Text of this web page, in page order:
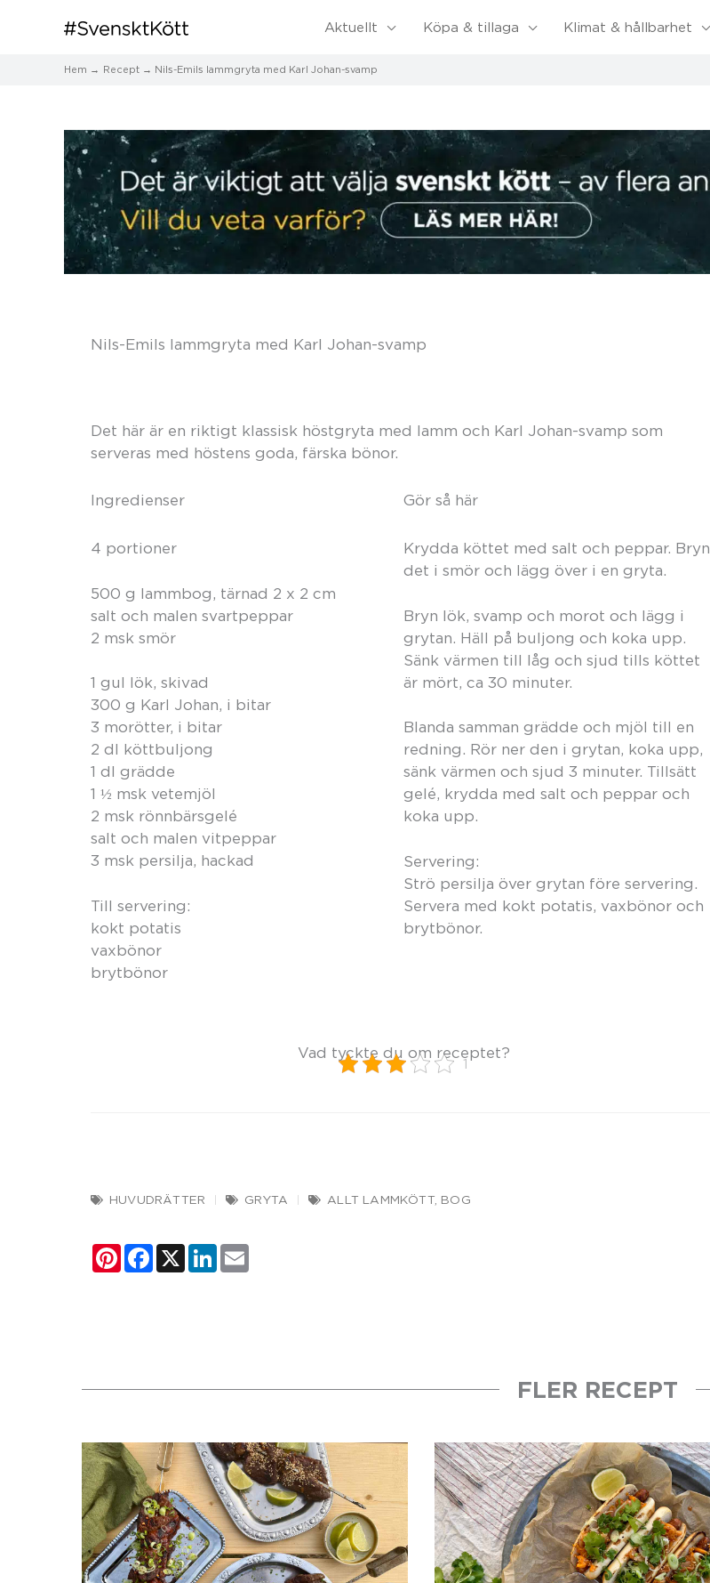
Aktuellt Köpa & tillaga Klimat & hållbarhet
Hem Recept Nils-Emils lammgryta med Karl Johan-svamp
Nils-Emils lammgryta med Karl Johan-svamp
Det här är en riktigt klassisk höstgryta med lamm och Karl Johan-svamp som
serveras med höstens goda, färska bönor.
Ingredienser
4 portioner
500 g lammbog, tärnad 2 x 2 cm
salt och malen svartpeppar
2 msk smör
1 gul lök, skivad
300 g Karl Johan, i bitar
3 morötter, i bitar
2 dl köttbuljong
1 dl grädde
1 ½ msk vetemjöl
2 msk rönnbärsgelé
salt och malen vitpeppar
3 msk persilja, hackad
Till servering:
kokt potatis
vaxbönor
brytbönor
Gör så här
Krydda köttet med salt och peppar. Bryn
det i smör och lägg över i en gryta.
Bryn lök, svamp och morot och lägg i
grytan. Häll på buljong och koka upp.
Sänk värmen till låg och sjud tills köttet
är mört, ca 30 minuter.
Blanda samman grädde och mjöl till en
redning. Rör ner den i grytan, koka upp,
sänk värmen och sjud 3 minuter. Tillsätt
gelé, krydda med salt och peppar och
koka upp.
Servering:
Strö persilja över grytan före servering.
Servera med kokt potatis, vaxbönor och
brytbönor.
Vad tyckte du om receptet?
1
HUVUDRÄTTER GRYTA ALLT LAMMKÖTT, BOG
PinterestFacebook
X LinkedIn
FLER RECEPT